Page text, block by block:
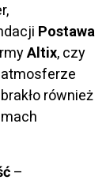
Postawa
Altix, czy
również
–